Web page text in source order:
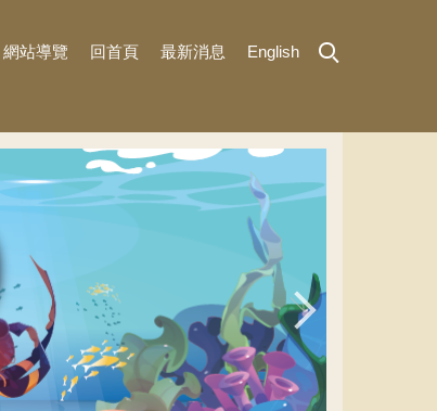
網站導覽 回首頁 最新消息 English